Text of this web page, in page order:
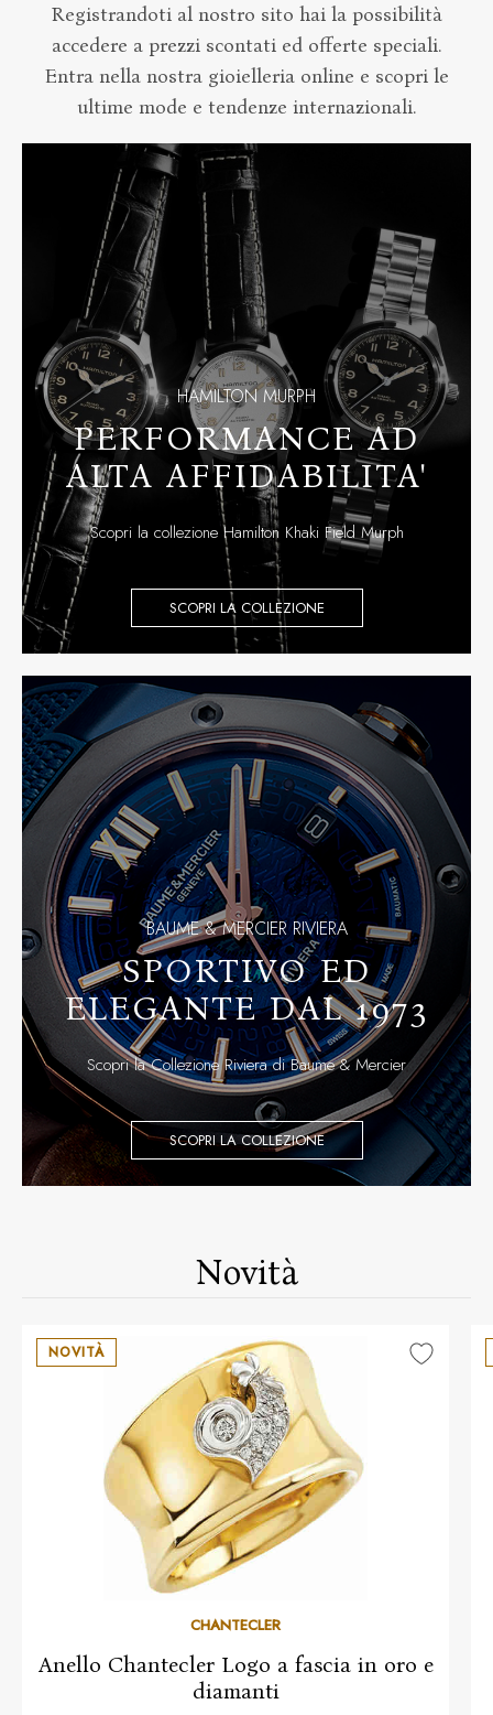
Registrandoti al nostro sito hai la possibilità
accedere a prezzi scontati ed offerte speciali.
Entra nella nostra gioielleria online e scopri le
ultime mode e tendenze internazionali.
HAMILTON MURPH
PERFORMANCE AD
ALTA AFFIDABILITA'
Scopri la collezione Hamilton Khaki Field Murph
SCOPRI LA COLLEZIONE
BAUME & MERCIER RIVIERA
SPORTIVO ED
ELEGANTE DAL 1973
Scopri la Collezione Riviera di Baume & Mercier
SCOPRI LA COLLEZIONE
Novità
NOVITÀ
CHANTECLER
Anello Chantecler Logo a fascia in oro e
diamanti